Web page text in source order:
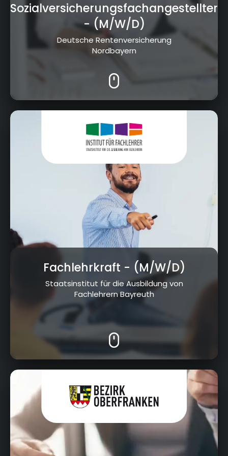
Sozialversicherungsfachangestellter
- (M/W/D)
Deutsche Rentenversicherung
Nordbayern
Geschwister-Scholl-Platz 3, 95445 Bayreuth
Fachlehrkraft - (M/W/D)
Staatsinstitut für die Ausbildung von
Fachlehrern Bayreuth
Cottenbacher Straße 23, 95445 Bayreuth